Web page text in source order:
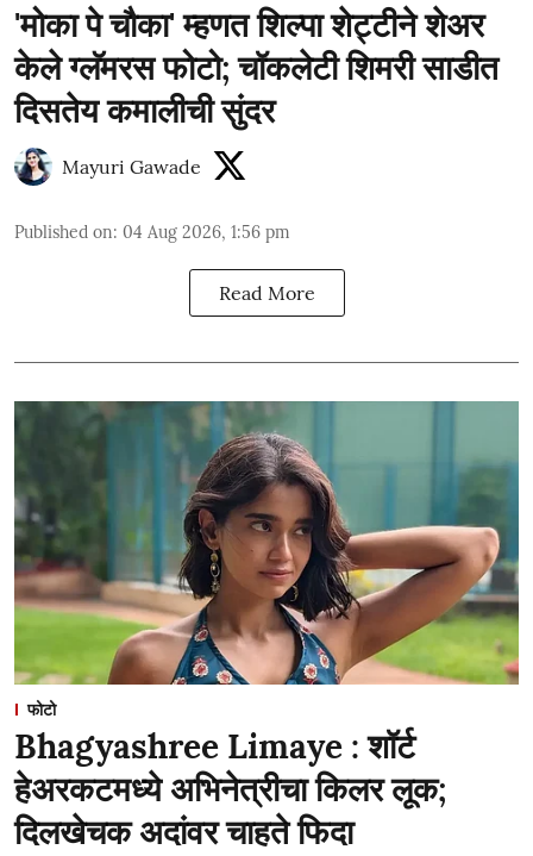
'मोका पे चौका' म्हणत शिल्पा शेट्टीने शेअर
केले ग्लॅमरस फोटो; चॉकलेटी शिमरी साडीत
दिसतेय कमालीची सुंदर
Mayuri Gawade
Published on: 04 Aug 2026, 1:56 pm
Read More
फोटो
Bhagyashree Limaye : शॉर्ट
हेअरकटमध्ये अभिनेत्रीचा किलर लूक;
दिलखेचक अदांवर चाहते फिदा